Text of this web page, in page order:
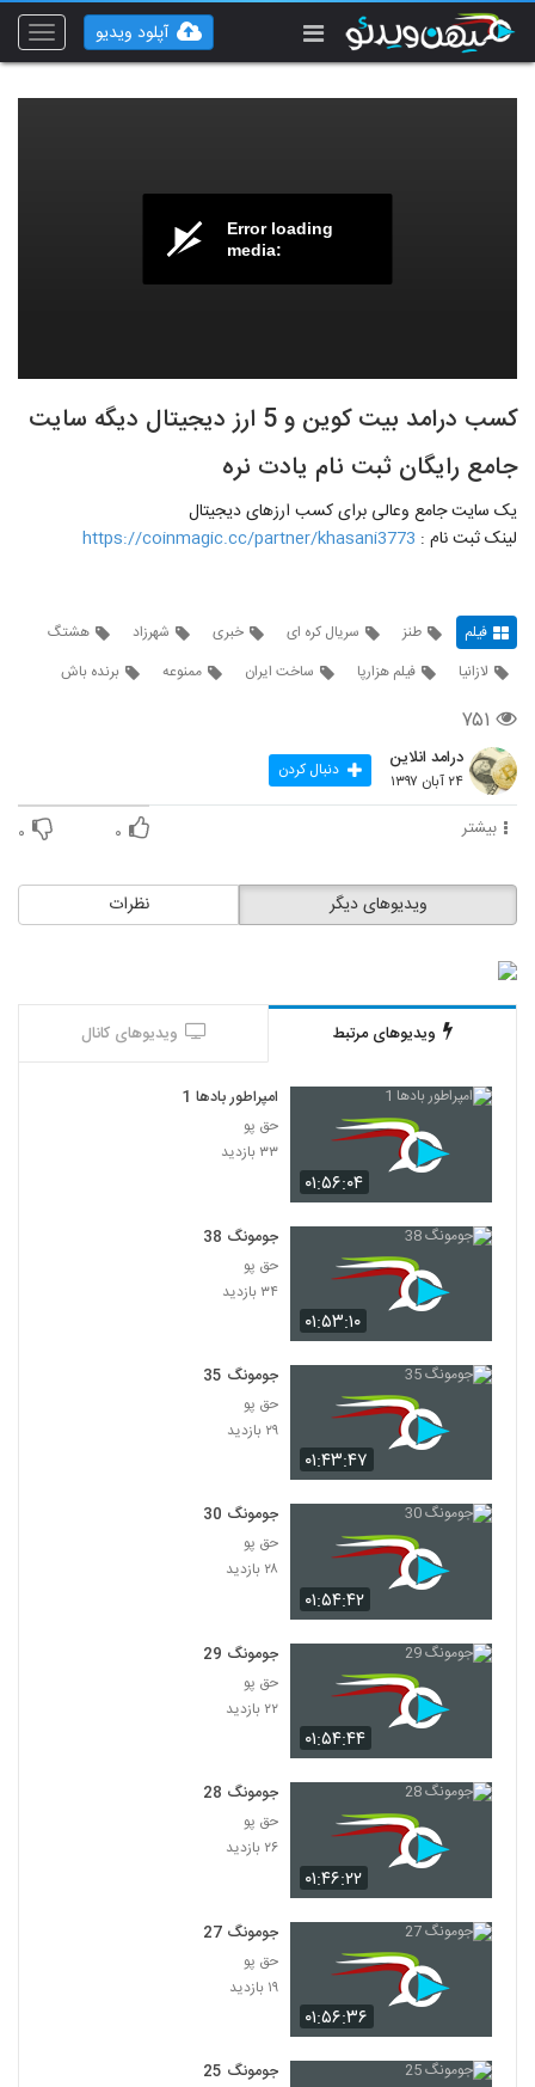
Toggle
آپلود ویدیو
Error loading
media:
کسب درامد بیت کوین و 5 ارز دیجیتال دیگه سایت
جامع رایگان ثبت نام یادت نره
یک سایت جامع وعالی برای کسب ارزهای دیجیتال
لینک ثبت نام : https://coinmagic.cc/partner/khasani3773
فیلم طنز سریال کره ای خبری شهرزاد
هشتگ
لازانیا
فیلم هزارپا ساخت ایران ممنوعه برنده باش
۷۵۱
درامد انلاین
۲۴ آبان ۱۳۹۷ دنبال کردن
بیشتر ۰ ۰
نظرات ویدیوهای دیگر
ویدیوهای مرتبط ویدیوهای کانال
۰۱:۵۶:۰۴
امپراطور بادها 1
حق پو
۳۳ بازدید
۰۱:۵۳:۱۰
جومونگ 38
حق پو
۳۴ بازدید
۰۱:۴۳:۴۷
جومونگ 35
حق پو
۲۹ بازدید
۰۱:۵۴:۴۲
جومونگ 30
حق پو
۲۸ بازدید
۰۱:۵۴:۴۴
جومونگ 29
حق پو
۲۲ بازدید
۰۱:۴۶:۲۲
جومونگ 28
حق پو
۲۶ بازدید
۰۱:۵۶:۳۶
جومونگ 27
حق پو
۱۹ بازدید
جومونگ 25